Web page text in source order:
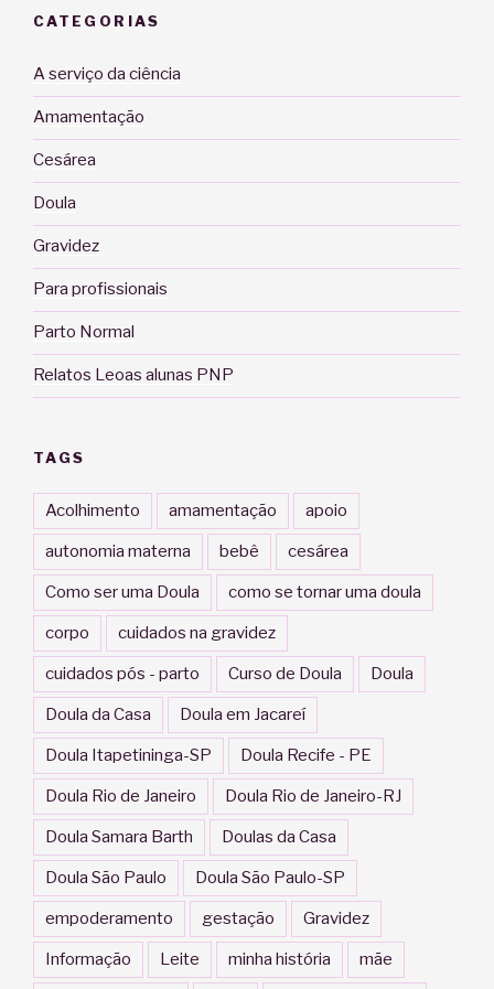
CATEGORIAS
A serviço da ciência
Amamentação
Cesárea
Doula
Gravidez
Para profissionais
Parto Normal
Relatos Leoas alunas PNP
TAGS
Acolhimento amamentação apoio
autonomia materna bebê cesárea
Como ser uma Doula como se tornar uma doula
corpo cuidados na gravidez
cuidados pós - parto Curso de Doula Doula
Doula da Casa Doula em Jacareí
Doula Itapetininga-SP Doula Recife - PE
Doula Rio de Janeiro Doula Rio de Janeiro-RJ
Doula Samara Barth Doulas da Casa
Doula São Paulo Doula São Paulo-SP
empoderamento gestação Gravidez
Informação Leite minha história mãe